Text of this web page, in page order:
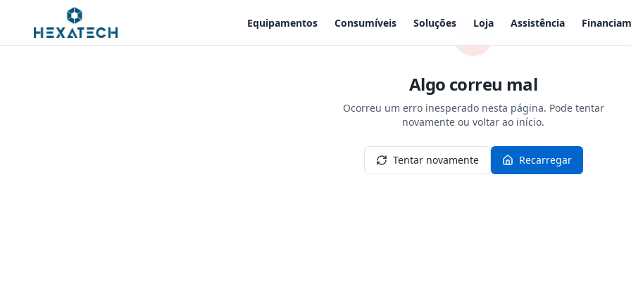
Equipamentos Consumíveis Soluções Loja Assistência
Algo correu mal
Ocorreu um erro inesperado nesta página. Pode tentar
novamente ou voltar ao início.
Tentar novamente Recarregar